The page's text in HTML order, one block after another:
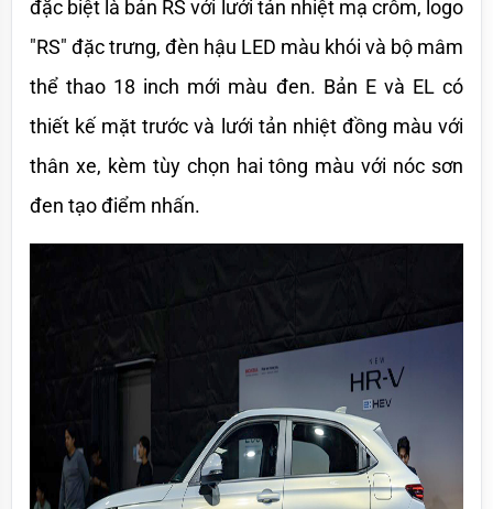
đặc biệt là bản RS với lưới tản nhiệt mạ crôm, logo
"RS" đặc trưng, đèn hậu LED màu khói và bộ mâm
thể thao 18 inch mới màu đen. Bản E và EL có
thiết kế mặt trước và lưới tản nhiệt đồng màu với
thân xe, kèm tùy chọn hai tông màu với nóc sơn
đen tạo điểm nhấn.